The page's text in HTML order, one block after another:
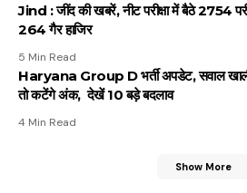
Jind : जींद की खबरें, नीट परीक्षा में बैठे 2754
264 गैर हाजिर
5 Min Read
Haryana Group D भर्ती अपडेट, सवाल
तो कटेंगे अंक, देखें 10 बड़े बदलाव
4 Min Read
Show More